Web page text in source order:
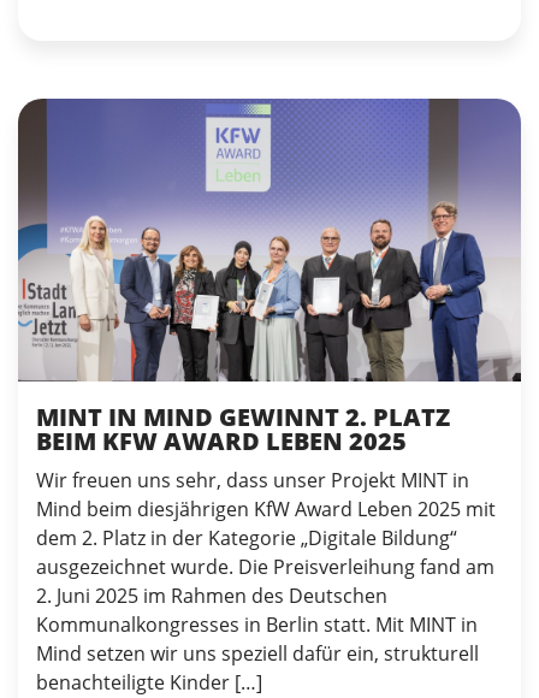
MINT IN MIND GEWINNT 2. PLATZ
BEIM KFW AWARD LEBEN 2025
Wir freuen uns sehr, dass unser Projekt MINT in
Mind beim diesjährigen KfW Award Leben 2025 mit
dem 2. Platz in der Kategorie „Digitale Bildung“
ausgezeichnet wurde. Die Preisverleihung fand am
2. Juni 2025 im Rahmen des Deutschen
Kommunalkongresses in Berlin statt. Mit MINT in
Mind setzen wir uns speziell dafür ein, strukturell
benachteiligte Kinder […]